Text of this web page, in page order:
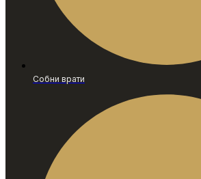
Собни врати